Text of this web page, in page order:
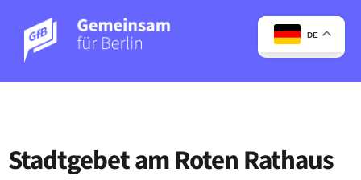
Stadtgebet am Roten Rathaus
DE